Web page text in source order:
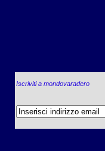
Iscriviti a mondovaradero